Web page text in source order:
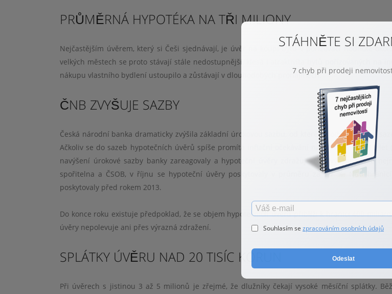
PRŮMĚRNÁ HYPOTÉKA NA TŘI MILIONY
Nejčastějším úvěrem, který si Češi sjednávají, je úvěr na koupi bytu v pořizovací hodnotě
velkých městech se proto stávají stále nedostupnější, klesá i atraktivita bytů pořizovaných na
nákupu vlastního bydlení ustoupilo a zůstávají v dlouhodobých pronájmech.
ČNB ZVYŠUJE SAZBY
Česká národní banka dramaticky zvýšila základní úrokovou sazbu, od které se odvíjí výpočet
Ačkoliv se do sazeb hypotečních úvěrů spíše promítá inflační očekávání na příštích 5 až 10 let
navýšení úrokové sazby banky zareagovaly a hypoteční úvěry zdražují. Na zvýšení sazeb
spořitelna a ČSOB, v říjnu se hypoteční úvěry poskytovaly v průměru za 2,7 %. Nad
poskytovaly před rokem 2013.
Do konce roku existuje předpoklad, že se objem hypotečních úvěrů přiblíží k hranici 400
úvěry nepolevuje ani přes výrazná zdražení.
SPLÁTKY ÚVĚRU NAD 20 TISÍC KORUN
Při úvěrech s jistinou 3 až 5 milionů je zřejmé, že dlužníky čekají vysoké měsíční splátky.
STÁHNĚTE SI
7 chyb při prodeji
Souhlasím se zpracováním osobních údajů
Odeslat